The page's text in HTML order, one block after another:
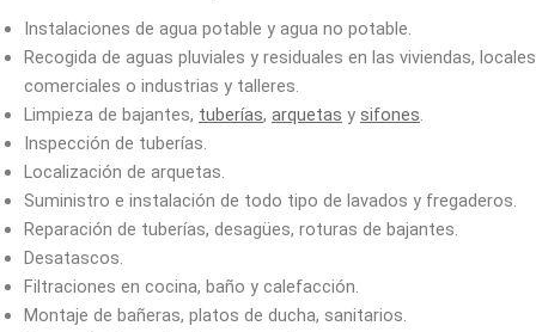
Instalaciones de agua potable y agua no potable.
Recogida de aguas pluviales y residuales en las viviendas, locales
comerciales o industrias y talleres.
Limpieza de bajantes, tuberías, arquetas y sifones.
Inspección de tuberías.
Localización de arquetas.
Suministro e instalación de todo tipo de lavados y fregaderos.
Reparación de tuberías, desagües, roturas de bajantes.
Desatascos.
Filtraciones en cocina, baño y calefacción.
Montaje de bañeras, platos de ducha, sanitarios.